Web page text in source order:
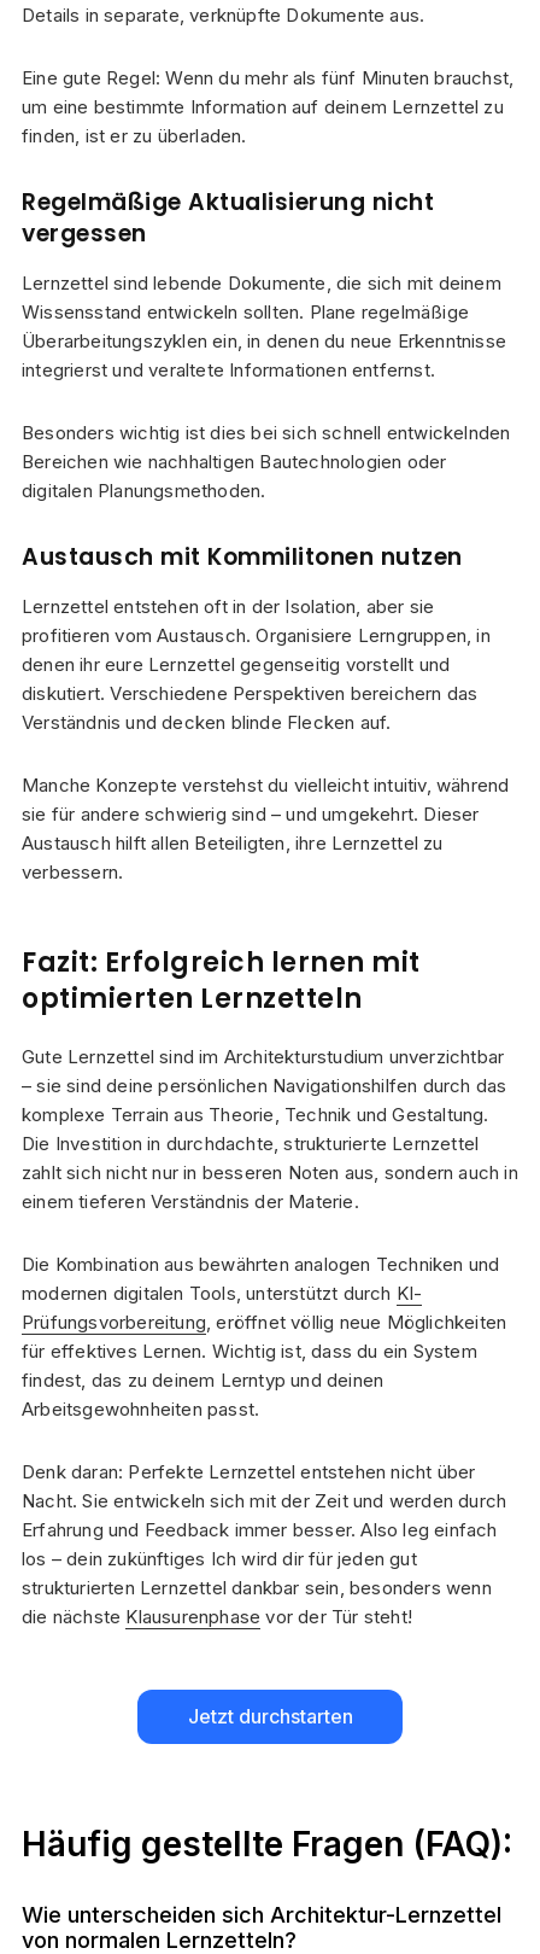
Details in separate, verknüpfte Dokumente aus.
Eine gute Regel: Wenn du mehr als fünf Minuten brauchst,
um eine bestimmte Information auf deinem Lernzettel zu
finden, ist er zu überladen.
Regelmäßige Aktualisierung nicht
vergessen
Lernzettel sind lebende Dokumente, die sich mit deinem
Wissensstand entwickeln sollten. Plane regelmäßige
Überarbeitungszyklen ein, in denen du neue Erkenntnisse
integrierst und veraltete Informationen entfernst.
Besonders wichtig ist dies bei sich schnell entwickelnden
Bereichen wie nachhaltigen Bautechnologien oder
digitalen Planungsmethoden.
Austausch mit Kommilitonen nutzen
Lernzettel entstehen oft in der Isolation, aber sie
profitieren vom Austausch. Organisiere Lerngruppen, in
denen ihr eure Lernzettel gegenseitig vorstellt und
diskutiert. Verschiedene Perspektiven bereichern das
Verständnis und decken blinde Flecken auf.
Manche Konzepte verstehst du vielleicht intuitiv, während
sie für andere schwierig sind – und umgekehrt. Dieser
Austausch hilft allen Beteiligten, ihre Lernzettel zu
verbessern.
Fazit: Erfolgreich lernen mit
optimierten Lernzetteln
Gute Lernzettel sind im Architekturstudium unverzichtbar
– sie sind deine persönlichen Navigationshilfen durch das
komplexe Terrain aus Theorie, Technik und Gestaltung.
Die Investition in durchdachte, strukturierte Lernzettel
zahlt sich nicht nur in besseren Noten aus, sondern auch in
einem tieferen Verständnis der Materie.
Die Kombination aus bewährten analogen Techniken und
modernen digitalen Tools, unterstützt durch KI-
Prüfungsvorbereitung, eröffnet völlig neue Möglichkeiten
für effektives Lernen. Wichtig ist, dass du ein System
findest, das zu deinem Lerntyp und deinen
Arbeitsgewohnheiten passt.
Denk daran: Perfekte Lernzettel entstehen nicht über
Nacht. Sie entwickeln sich mit der Zeit und werden durch
Erfahrung und Feedback immer besser. Also leg einfach
los – dein zukünftiges Ich wird dir für jeden gut
strukturierten Lernzettel dankbar sein, besonders wenn
die nächste Klausurenphase vor der Tür steht!
Jetzt durchstarten
Häufig gestellte Fragen (FAQ):
Wie unterscheiden sich Architektur-Lernzettel
von normalen Lernzetteln?